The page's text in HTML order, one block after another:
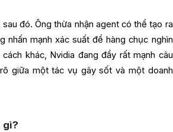
đó. Ông thừa nhận agent có thể tạo ra
nhấn mạnh xác suất để hàng chục nghìn
khác, Nvidia đang đẩy rất mạnh câu
giữa một tác vụ gây sốt và một doanh
gì?